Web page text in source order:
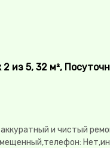
из 5, 32 м²,
и чистый